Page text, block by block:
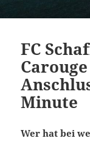
FC
Minute
Wer hat bei